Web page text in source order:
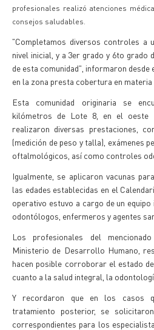
profesionales realizó atenciones
consejos saludables.
"Completamos diversos controles a
nivel inicial, y a 3er grado y 6to grado
de esta comunidad", informaron desde
en la zona presta cobertura en materia
Esta comunidad originaria se
kilómetros de Lote 8, en el oeste
realizaron diversas prestaciones,
(medición de peso y talla), exámenes
oftalmológicos, así como controles
Igualmente, se aplicaron vacunas
las edades establecidas en el
operativo estuvo a cargo de un
odontólogos, enfermeros y agentes
Los profesionales del
Ministerio de Desarrollo Humano,
hacen posible corroborar el estado
cuanto a la salud integral, la
Y recordaron que en los casos
tratamiento posterior, se
correspondientes para los